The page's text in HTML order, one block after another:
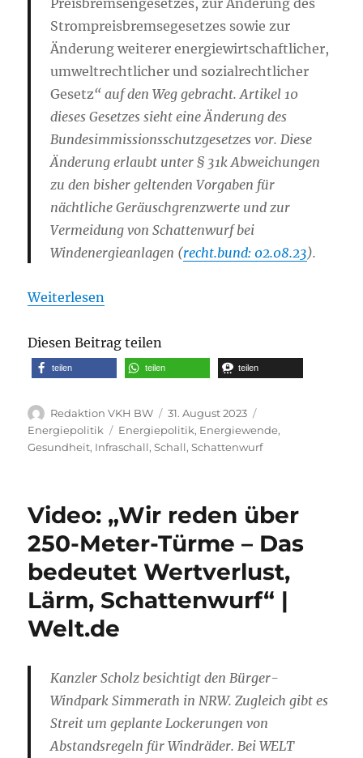
Strompreisbremsegesetzes sowie zur
Änderung weiterer energiewirtschaftlicher,
umweltrechtlicher und sozialrechtlicher
Gesetz“ auf den Weg gebracht. Artikel 10
dieses Gesetzes sieht eine Änderung des
Bundesimmissionsschutzgesetzes vor. Diese
Änderung erlaubt unter § 31k Abweichungen
zu den bisher geltenden Vorgaben für
nächtliche Geräuschgrenzwerte und zur
Vermeidung von Schattenwurf bei
Windenergieanlagen (recht.bund: 02.08.23).
Weiterlesen
Diesen Beitrag teilen
teilen teilen teilen
Autor
Redaktion VKH BW
Veröffentlicht
am
31. August 2023
Energiepolitik
Schlagwörter
Energiepolitik, Energiewende,
Gesundheit, Infraschall,Schall,Schattenwurf
Video: „Wir reden über
250-Meter-Türme – Das
bedeutet Wertverlust,
Lärm, Schattenwurf“ |
Welt.de
Kanzler Scholz besichtigt den Bürger-
Windpark Simmerath in NRW. Zugleich gibt es
Streit um geplante Lockerungen von
Abstandsregeln für Windräder. Bei WELT